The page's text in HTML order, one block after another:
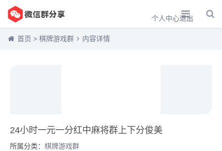
个人中心退出
首页 > 棋牌游戏群 内容详情
24小时一元一分红中麻将群上下分俊美
所属分类： 棋牌游戏群